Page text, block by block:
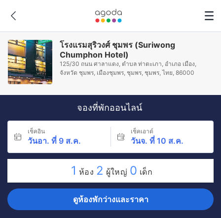
โรงแรมสุริวงศ์ ชุมพร (Suriwong
Chumphon Hotel)
125/30 ถนน ศาลาแดง, ตำบล ท่าตะเภา, อำเภอ เมือง,
จังหวัด ชุมพร, เมืองชุมพร, ชุมพร, ชุมพร, ไทย, 86000
จองที่พักออนไลน์
เช็คอิน
วันอา. ที่ 9 ส.ค.
เช็คเอาต์
วันจ. ที่ 10 ส.ค.
1 ห้อง 2 ผู้ใหญ่ 0 เด็ก
ดูห้องพักว่างและราคา